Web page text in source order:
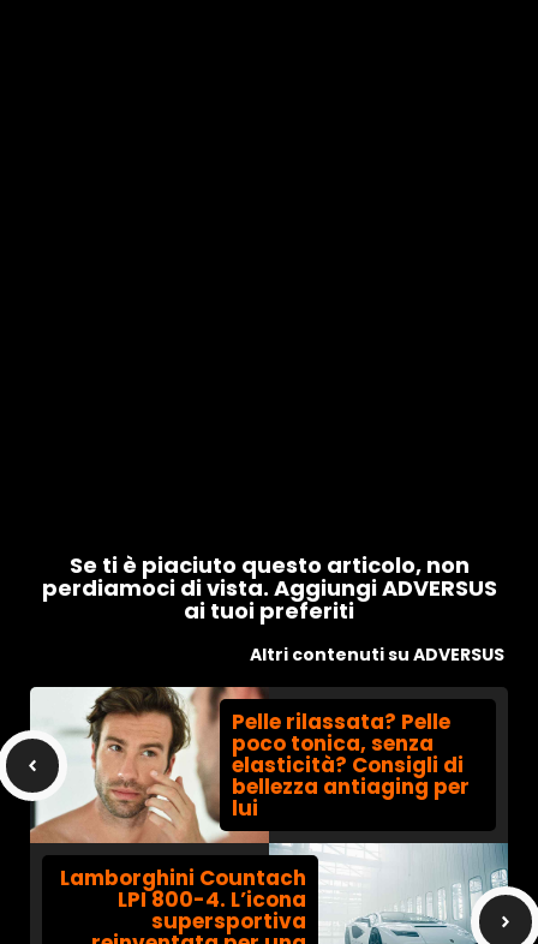
Se ti è piaciuto questo articolo, non
perdiamoci di vista. Aggiungi ADVERSUS
ai tuoi preferiti
Altri contenuti su ADVERSUS
Pelle rilassata? Pelle
poco tonica, senza
elasticità? Consigli di
bellezza antiaging per
lui
Lamborghini Countach
LPI 800-4. L’icona
supersportiva